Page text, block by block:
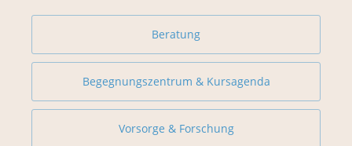
Beratung
Begegnungszentrum & Kursagenda
Vorsorge & Forschung